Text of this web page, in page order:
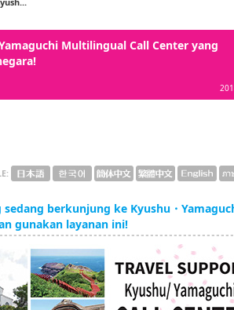
Multilingual Call Center yang
berkunjung ke Kyushu・
gunakan layanan ini!